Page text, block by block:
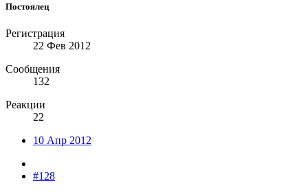
Постоялец
Регистрация
22 Фев 2012
Сообщения
132
Реакции
22
10 Апр 2012
#128